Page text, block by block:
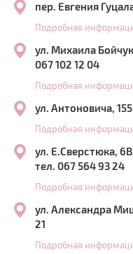
пер. Евгения
Подробная
ул. Михаила
067 102 12 04
Подробная
ул. Антоновича, 155
Подробная
ул. Е.Сверстюка,
тел. 067 564 93 24
Подробная
ул. Александра
21
Подробная